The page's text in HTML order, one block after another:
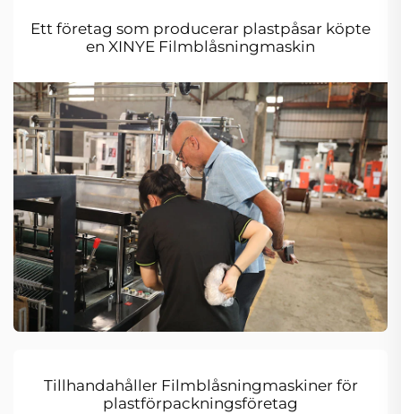
Ett företag som producerar plastpåsar köpte
en XINYE Filmblåsningmaskin
Tillhandahåller Filmblåsningmaskiner för
plastförpackningsföretag